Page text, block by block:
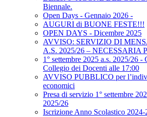
Biennale.
Open Days - Gennaio 2026 -
AUGURI di BUONE FESTE!!!
OPEN DAYS - Dicembre 2025
AVVISO: SERVIZIO DI
A.S. 2025/26 – NECESSARIA
1° settembre 2025 a.s. 2025/26 -
Collegio dei Docenti alle 17:00
AVVISO PUBBLICO per
economici
Presa di servizio 1° settembre
2025/26
Iscrizione Anno Scolastico 2024-